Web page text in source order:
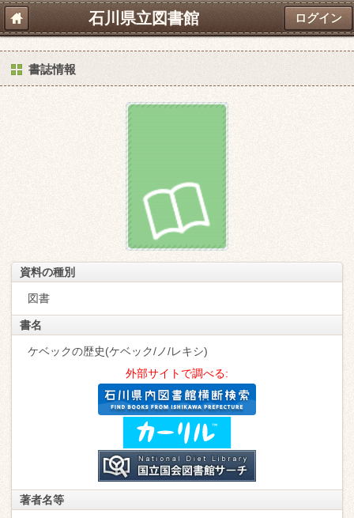
石川県立図書館 ログイン
書誌情報
資料の種別
図書
書名
ケベックの歴史(ケベック/ノ/レキシ)
外部サイトで調べる:
著者名等